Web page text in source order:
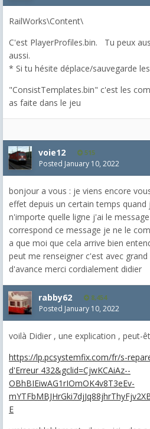
RailWorks\Content\
C'est PlayerProfiles.bin. Tu peux
aussi.
* Si tu hésite déplace/sauvegarde
"ConsistTemplates.bin" c'est les
as faite dans le jeu
voie12 515
Posted January 10, 2022
bonjour a vous : je viens encore
effet depuis un certain temps
n'importe quelle ligne j'ai le
correspond ce message je ne le
a que moi que cela arrive bien
peut me renseigner c'est avec
d'avance merci cordialement didier
rabby62 8,454
Posted January 10, 2022
voilà Didier , une explication , peut-
https://lp.pcsystemfix.com/fr/s-
d'Erreur 432&gclid=CjwKCAiAz--
OBhBIEiwAG1rIOmOK4v8T3eEv-
E